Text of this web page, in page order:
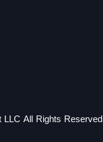
All Rights Reserved